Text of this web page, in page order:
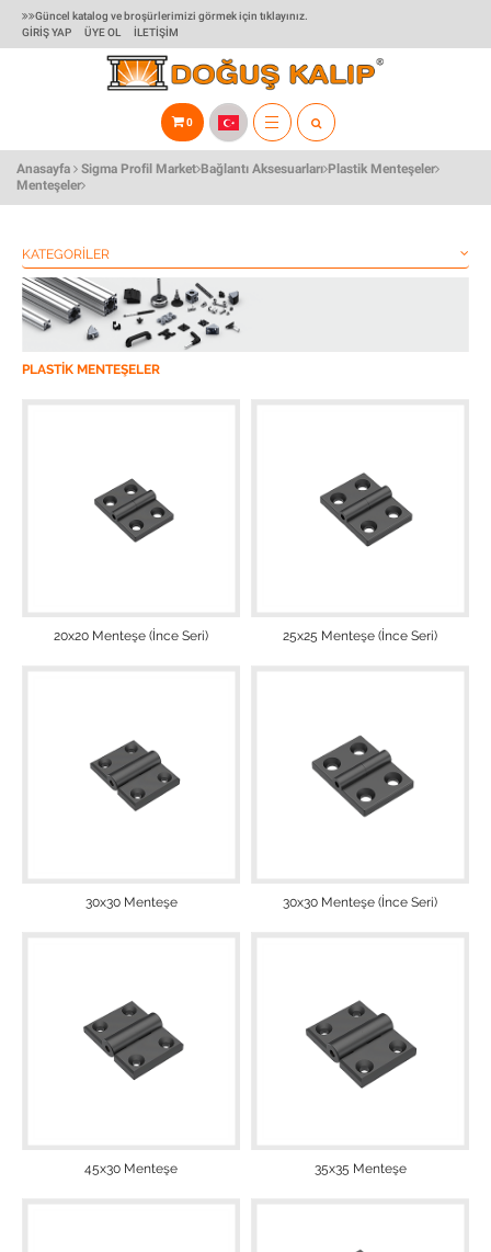
Güncel katalog ve broşürlerimizi görmek için tıklayınız.
GIRIŞ YAP
ÜYE OL İLETIŞIM
0
TOGGLE
NAVIGATION
Anasayfa Sigma Profil Market Bağlantı Aksesuarları Plastik Menteşeler
Menteşeler
KATEGORILER
PLASTIK MENTEŞELER
20x20 Menteşe (İnce Seri) 25x25 Menteşe (İnce Seri)
30x30 Menteşe 30x30 Menteşe (İnce Seri)
45x30 Menteşe 35x35 Menteşe